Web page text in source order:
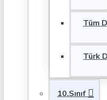
Tüm
Türk
10.Sınıf